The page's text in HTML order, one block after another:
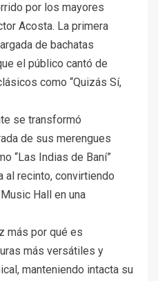
por los mayores
Acosta. La primera
de bachatas
el público cantó de
como “Quizás Sí,
se transformó
de sus merengues
“Las Indias de Baní”
al recinto, convirtiendo
Hall en una
más por qué es
más versátiles y
manteniendo intacta su